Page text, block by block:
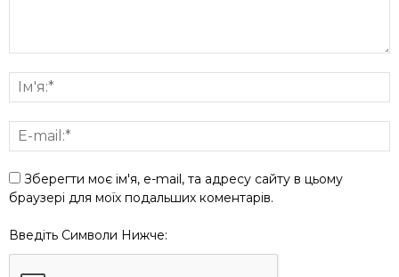
Зберегти моє ім'я, e-mail, та адресу сайту в цьому
браузері для моїх подальших коментарів.
Введіть Символи Нижче: